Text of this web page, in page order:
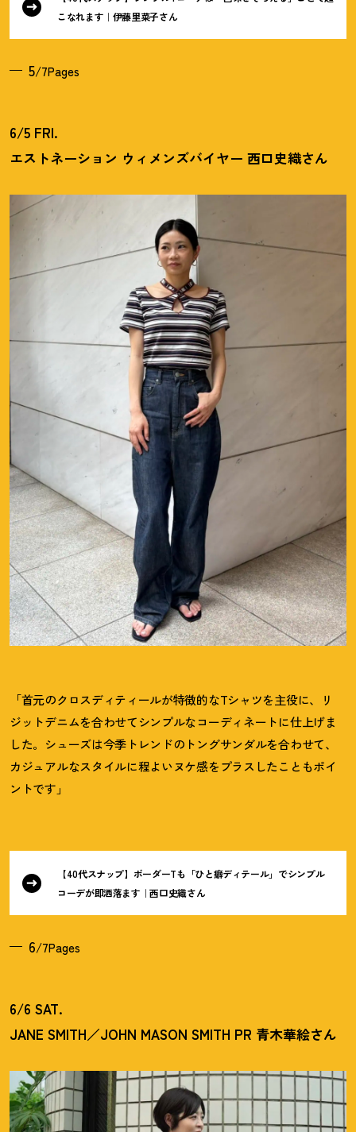
こなれます｜伊藤里菜子さん
5/7Pages
6/5 FRI.
エストネーション ウィメンズバイヤー 西口史織さん
「首元のクロスディティールが特徴的なTシャツを主役に、リ
ジットデニムを合わせてシンプルなコーディネートに仕上げま
した。シューズは今季トレンドのトングサンダルを合わせて、
カジュアルなスタイルに程よいヌケ感をプラスしたこともポイ
ントです」
【40代スナップ】ボーダーTも「ひと癖ディテール」でシンプル
コーデが即洒落ます｜西口史織さん
6/7Pages
6/6 SAT.
JANE SMITH／JOHN MASON SMITH PR 青木華絵さん